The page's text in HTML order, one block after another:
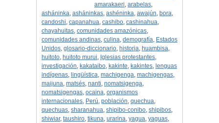
amarakaeri,arabelas,
asháninka, asháninkas, ashéninka, awajún, bora,
candoshi, capanahua, cashibo, cashinahua,
chayahuitas, comunidades amazónicas,
comunidades andinas, culina, demografía, Estados
Unidos, glosario-diccionario, historia, huambisa,
huitoto, huitoto murui, Iglesias protestantes,
investigación, kakataibo, kakinte, kakintes, lenguas
indígenas, lingüística, machigenga, machigengas,
maijuna, matsés, nanti, nomatsigenga,
nomatsigengas, ocaina, organismos
internacionales, Perú, población, quechua,
quechuas, sharanahua, shipibo-conibo, shipibos,
shiwiar, taushiro, tikuna, urarina, yagua, yaguas,